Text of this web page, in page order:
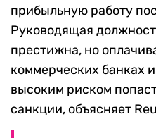
прибыльную работу
Руководящая
престижна, но
коммерческих банках
высоким риском
санкции, объясняет